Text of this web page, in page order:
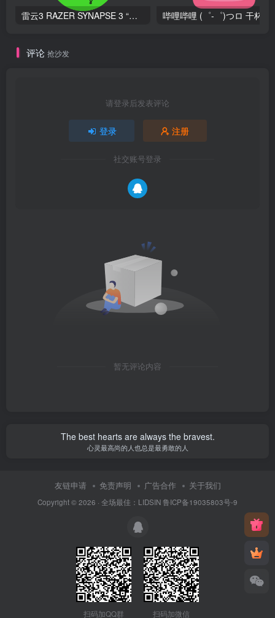
雷云3 RAZER SYNAPSE 3 “官方正版：新一代云端硬件配置工具”
评论 抢沙发
请登录后发表评论
登录 注册
社交账号登录
暂无评论内容
The best hearts are always the bravest.
心灵最高尚的人也总是最勇敢的人
友链申请 免责声明 广告合作 关于我们
Copyright © 2026 · 全场最佳：LIDSIN鲁ICP备19035803号-9
扫码加QQ群 扫码加微信